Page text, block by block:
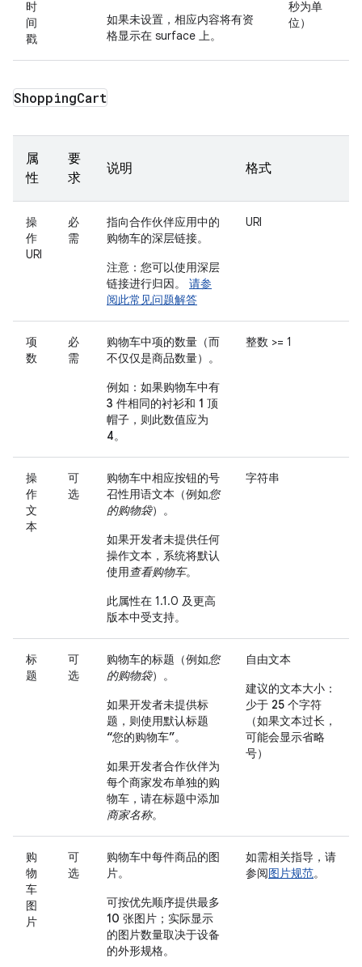
时
间
戳
如果未设置，相应内容将有资
格显示在 surface 上。
秒为单
位）
ShoppingCart
属
性
要
求
说明 格式
操
作
URI
必
需
指向合作伙伴应用中的
购物车的深层链接。
注意：您可以使用深层
链接进行归因。 请参
阅此常见问题解答
URI
项
数
必
需
购物车中项的数量（而
不仅仅是商品数量）。
例如：如果购物车中有
3 件相同的衬衫和 1 顶
帽子，则此数值应为
4。
整数 >= 1
操
作
文
本
可
选
购物车中相应按钮的号
召性用语文本（例如您
的购物袋）。
如果开发者未提供任何
操作文本，系统将默认
使用查看购物车。
此属性在 1.1.0 及更高
版本中受支持。
字符串
标
题
可
选
购物车的标题（例如您
的购物袋）。
如果开发者未提供标
题，则使用默认标题
“您的购物车”。
如果开发者合作伙伴为
每个商家发布单独的购
物车，请在标题中添加
商家名称。
自由文本
建议的文本大小：
少于 25 个字符
（如果文本过长，
可能会显示省略
号）
购
物
车
图
片
可
选
购物车中每件商品的图
片。
可按优先顺序提供最多
10 张图片；实际显示
的图片数量取决于设备
的外形规格。
如需相关指导，请
参阅图片规范。